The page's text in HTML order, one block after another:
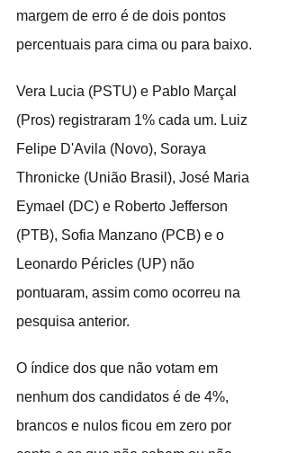
margem de erro é de dois pontos
percentuais para cima ou para baixo.
Vera Lucia (PSTU) e Pablo Marçal
(Pros) registraram 1% cada um. Luiz
Felipe D'Avila (Novo), Soraya
Thronicke (União Brasil), José Maria
Eymael (DC) e Roberto Jefferson
(PTB), Sofia Manzano (PCB) e o
Leonardo Péricles (UP) não
pontuaram, assim como ocorreu na
pesquisa anterior.
O índice dos que não votam em
nenhum dos candidatos é de 4%,
brancos e nulos ficou em zero por